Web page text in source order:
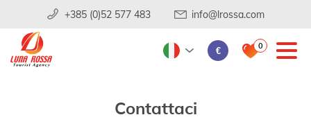
+385 (0)52 577 483 info@lrossa.com
€ 0
Contattaci